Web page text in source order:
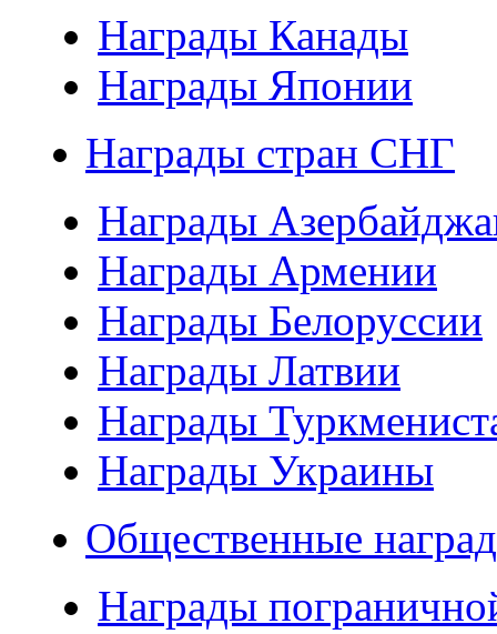
Награды Канады
Награды Японии
Награды стран СНГ
Награды
Награды Армении
Награды Белоруссии
Награды Латвии
Награды
Награды Украины
Общественные
Награды